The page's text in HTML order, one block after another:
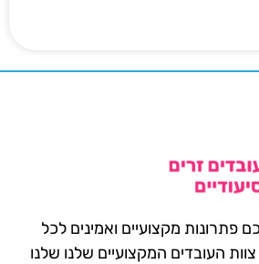
פתרונות מקצועיים ואמינים לכל
צוות העובדים המקצועיים שלנו שלנו